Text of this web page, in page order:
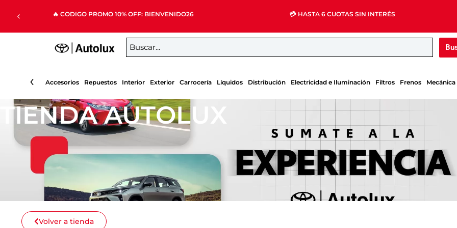
🔥 CODIGO PROMO 10% OFF: BIENVENIDO26 💳 HASTA 6 CUOTAS SIN INTERÉS
Accesorios Repuestos Interior Exterior Carrocería Líquidos Distribución Electricidad e Iluminación Filtros Frenos
‹
TIENDA AUTOLUX
Volver a tienda